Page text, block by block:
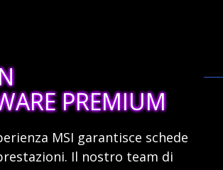
PREMIUM
MSI garantisce schede
Il nostro team di